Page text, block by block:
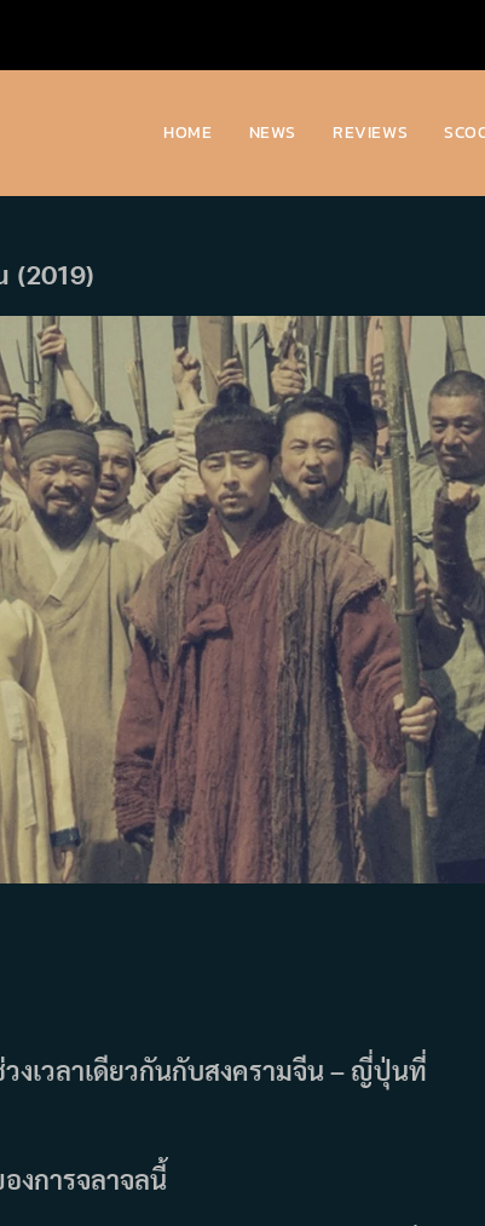
HOME NEWS REVIEWS
(2019)
งเวลาเดียวกันกับสงครามจีน – ญี่ปุ่นที่
งการจลาจลนี้